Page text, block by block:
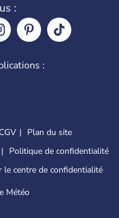
:
:
CGV
Plan du site
Politique de confidentialité
le centre de confidentialité
Météo